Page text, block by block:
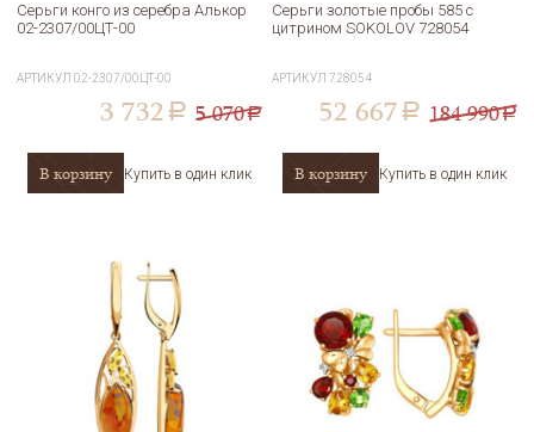
Серьги конго из серебра Алькор
02-2307/00ЦТ-00
АРТИКУЛ02-2307/00ЦТ-00
3 732 a 5 070a
В корзину Купить в один клик
Серьги золотые пробы 585 с
цитрином SOKOLOV 728054
АРТИКУЛ728054
52 667 a 184 990a
В корзину Купить в один клик